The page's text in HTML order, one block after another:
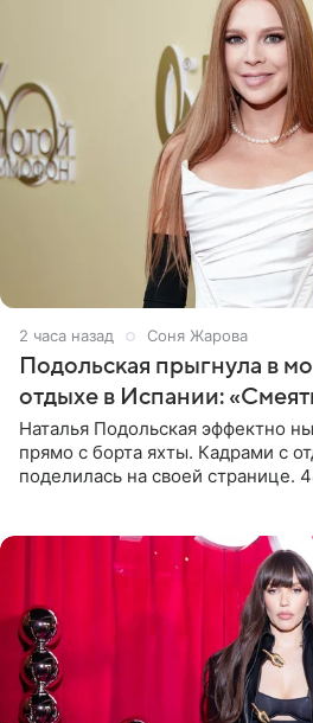
2 часа назад Соня Жарова
Подольская прыгнула в
отдыхе в Испании:
Наталья Подольская эффектно
прямо с борта яхты. Кадрами с
поделилась на своей странице.